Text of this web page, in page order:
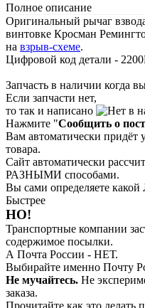
Полное описание
Оригинальный рычаг
винтовке Кросман
на взрыв-схеме.
Цифровой код детали -
Запчасть в наличии когда
Если запчасти нет,
то так и написано
Нажмите "Сообщить о
Вам автоматически придёт
товара.
Сайт автоматически
РАЗНЫМИ способами.
Вы сами определяете
Быстрее
НО!
Транспортные компании
содержимое посылки.
А Почта России - НЕТ.
Выбирайте именно Почту
Не мучайтесь. Не
заказа.
Прочитайте как это делать